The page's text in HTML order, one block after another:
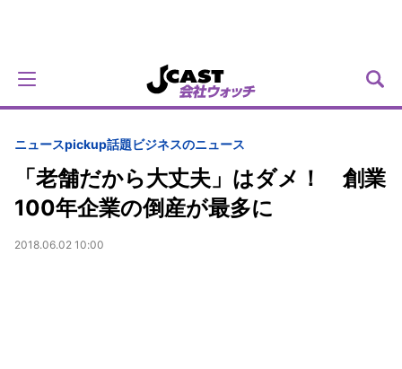
ニュースpickup話題ビジネスのニュース
「老舗だから大丈夫」はダメ！ 創業
100年企業の倒産が最多に
2018.06.02 10:00